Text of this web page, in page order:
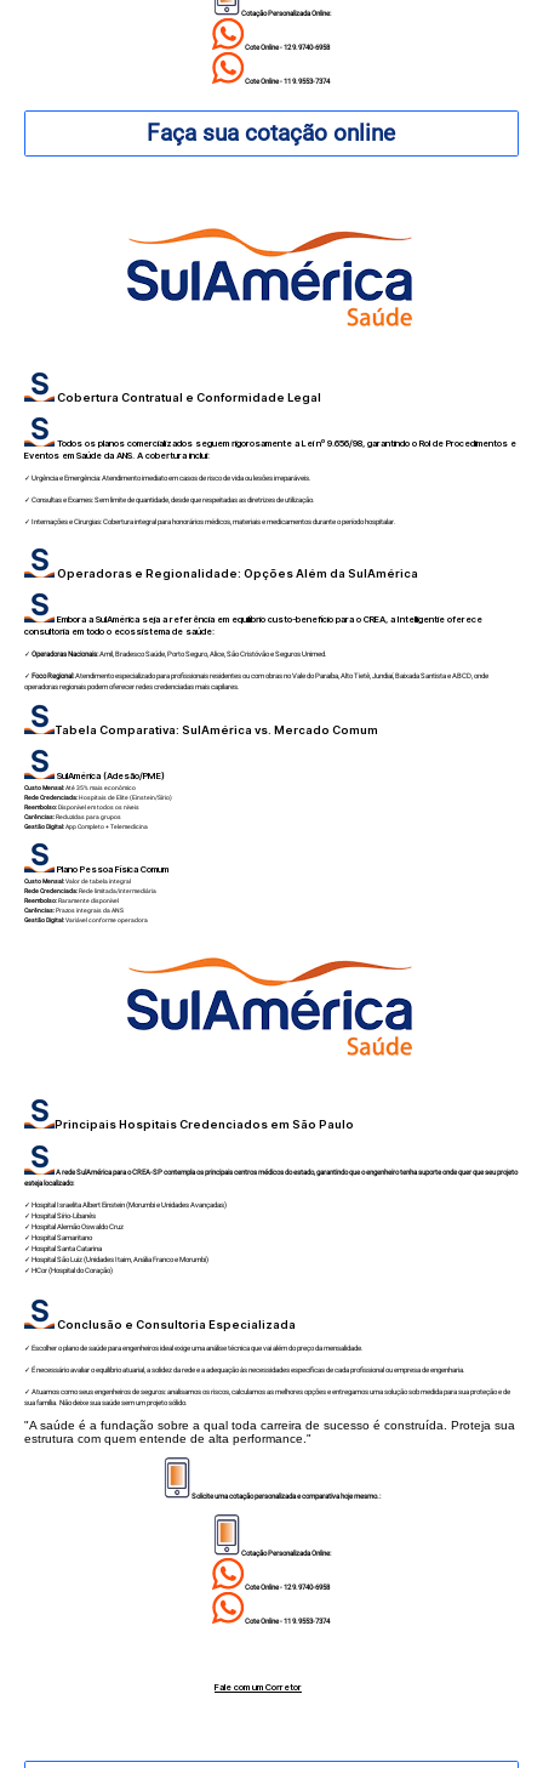
Cotação Personalizada Online:
Cote Online - 12 9.9740-6958
Cote Online - 11 9.9553-7374
Faça sua cotação online
Fale com um Corretor
Cobertura Contratual e Conformidade Legal
Todos os planos comercializados seguem rigorosamente a Lei nº 9.656/98, garantindo o Rol de Procedimentos e
Eventos em Saúde da ANS. A cobertura inclui:
✓ Urgência e Emergência: Atendimento imediato em casos de risco de vida ou lesões irreparáveis.
✓ Consultas e Exames: Sem limite de quantidade, desde que respeitadas as diretrizes de utilização.
✓ Internações e Cirurgias: Cobertura integral para honorários médicos, materiais e medicamentos durante o período hospitalar.
Operadoras e Regionalidade: Opções Além da SulAmérica
Embora a SulAmérica seja a referência em equilíbrio custo-benefício para o CREA, a Intelligentie oferece
consultoria em todo o ecossistema de saúde:
✓ Operadoras Nacionais:Amil, Bradesco Saúde, Porto Seguro, Alice, São Cristóvão e Seguros Unimed.
✓ Foco Regional:Atendimento especializado para profissionais residentes ou com obras no Vale do Paraíba, Alto Tietê, Jundiaí, Baixada Santista e ABCD, onde
operadoras regionais podem oferecer redes credenciadas mais capilares.
Tabela Comparativa: SulAmérica vs. Mercado Comum
SulAmérica (Adesão/PME)
Custo Mensal:Até 35% mais econômico
Rede Credenciada:Hospitais de Elite (Einstein/Sírio)
Reembolso:Disponível em todos os níveis
Carências:Reduzidas para grupos
Gestão Digital:App Completo + Telemedicina
Plano Pessoa Física Comum
Custo Mensal:Valor de tabela integral
Rede Credenciada:Rede limitada/intermediária
Reembolso:Raramente disponível
Carências:Prazos integrais da ANS
Gestão Digital:Variável conforme operadora
Principais Hospitais Credenciados em São Paulo
A rede SulAmérica para o CREA-SP contempla os principais centros médicos do estado, garantindo que o engenheiro tenha suporte onde quer que seu projeto
esteja localizado:
✓ Hospital Israelita Albert Einstein (Morumbi e Unidades Avançadas)
✓ Hospital Sírio-Libanês
✓ Hospital Alemão Oswaldo Cruz
✓ Hospital Samaritano
✓ Hospital Santa Catarina
✓ Hospital São Luiz (Unidades Itaim, Anália Franco e Morumbi)
✓ HCor (Hospital do Coração)
Conclusão e Consultoria Especializada
✓ Escolher o plano de saúde para engenheiros ideal exige uma análise técnica que vai além do preço da mensalidade.
✓ É necessário avaliar o equilíbrio atuarial, a solidez da rede e a adequação às necessidades específicas de cada profissional ou empresa de engenharia.
✓ Atuamos como seus engenheiros de seguros: analisamos os riscos, calculamos as melhores opções e entregamos uma solução sob medida para sua proteção e de
sua família. Não deixe sua saúde sem um projeto sólido.
"A saúde é a fundação sobre a qual toda carreira de sucesso é construída. Proteja sua
estrutura com quem entende de alta performance."
Solicite uma cotação personalizada e comparativa hoje mesmo.:
Cotação Personalizada Online:
Cote Online - 12 9.9740-6958
Cote Online - 11 9.9553-7374